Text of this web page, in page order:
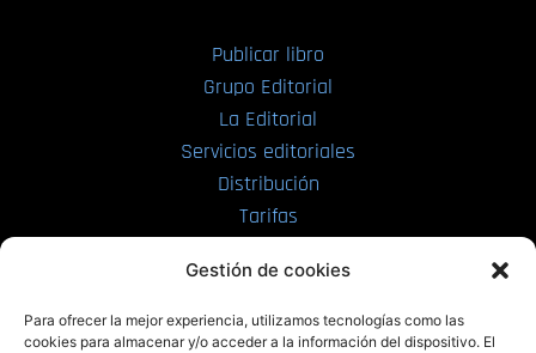
Gestión de cookies
Para ofrecer la mejor experiencia, utilizamos tecnologías como las
cookies para almacenar y/o acceder a la información del dispositivo. El
Publicar libro
Grupo Editorial
La Editorial
Servicios editoriales
Distribución
Tarifas